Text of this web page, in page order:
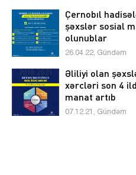
Çernobıl
şəxslər sosial
olunublar
26.04.22, Gündəm
Əliliyi olan
xərcləri son 4
manat artıb
07.12.21, Gündəm